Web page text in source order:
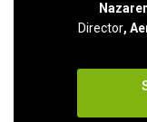
Director,